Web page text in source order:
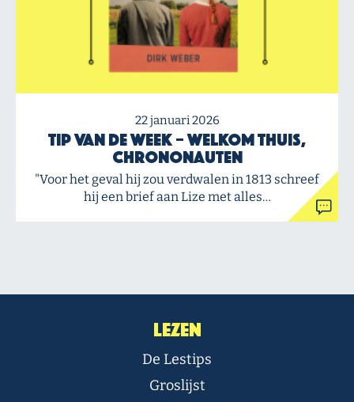
22 januari 2026
Tip van de Week – Welkom thuis,
chrononauten
"Voor het geval hij zou verdwalen in 1813 schreef
hij een brief aan Lize met alles…
Lezen
De Lestips
Groslijst